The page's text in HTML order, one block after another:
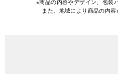
また、地域により商品の内容